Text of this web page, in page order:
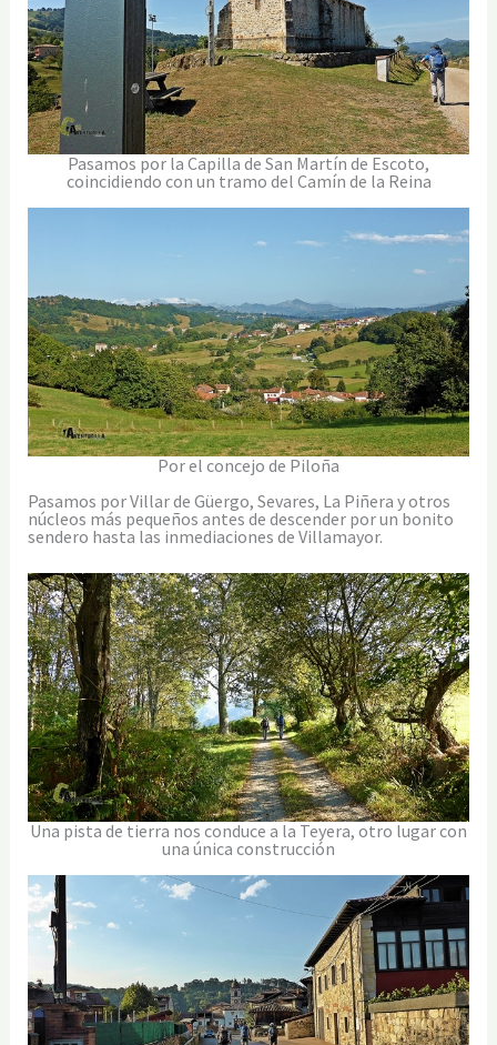
Pasamos por la Capilla de San Martín de Escoto,
coincidiendo con un tramo del Camín de la Reina
Por el concejo de Piloña
Pasamos por Villar de Güergo, Sevares, La Piñera y otros
núcleos más pequeños antes de descender por un bonito
sendero hasta las inmediaciones de Villamayor.
Una pista de tierra nos conduce a la Teyera, otro lugar con
una única construcción